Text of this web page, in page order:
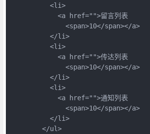
          <li>
            <a href="">留言列表
              <span>10</span></a>
          </li>
          <li>
            <a href="">传达列表
              <span>10</span></a>
          </li>
          <li>
            <a href="">通知列表
              <span>10</span></a>
          </li>
        </ul>